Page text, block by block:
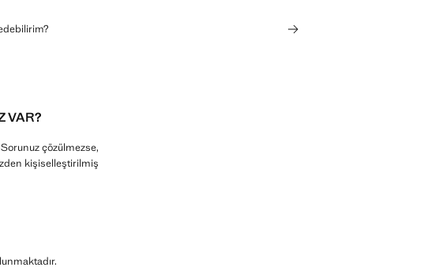
VAR?
çözülmezse,
kişiselleştirilmiş